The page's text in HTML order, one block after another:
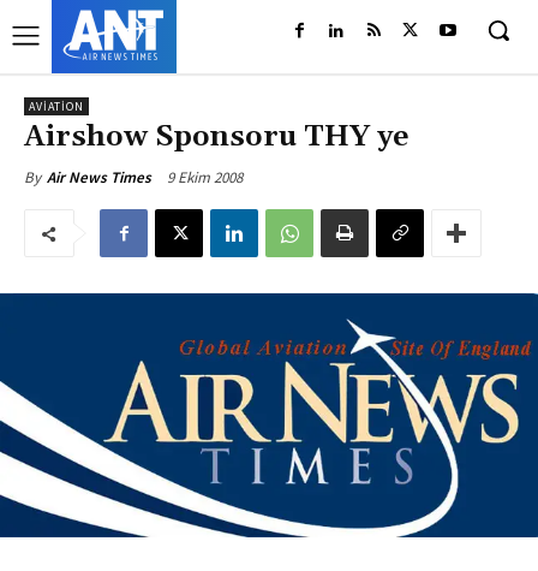
AVIATION
Airshow Sponsoru THY ye
By Air News Times 9 Ekim 2008